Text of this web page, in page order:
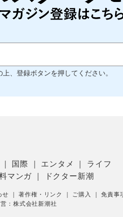
上、登録ボタンを押してください。
国際 エンタメ
ライフ
マンガ ドクター新潮
せ ｜著作権・リンク ご購入 ｜免責事
：株式会社新潮社